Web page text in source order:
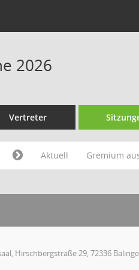
2026
Vertreter
Aktuell Gremium
Hirschbergstraße 29, 72336